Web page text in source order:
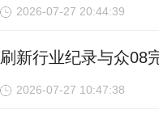
2026-07-27 20:44:39
刷新行业纪录与众08
2026-07-27 10:47:38